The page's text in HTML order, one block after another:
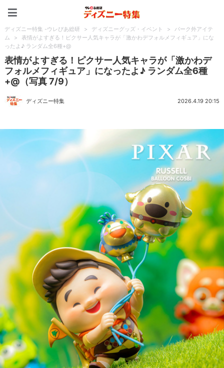
ディズニー特集 -ウレぴあ総研 > ディズニーグッズ・イベント >
パーク外アイテ
ム
>
表情がよすぎる！ピクサー人気キャラが「激かわデフォルメフィギュア」にな
ったよ♪ ランダム全6種+@
表情がよすぎる！ピクサー人気キャラが「激かわデ
フォルメフィギュア」になったよ♪ ランダム全6種
+@（写真 7/9）
ディズニー特集 2026.4.19 20:15